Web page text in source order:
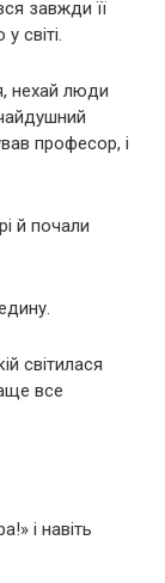
завжди її
світі.
нехай люди
професор, і
й почали
світилася
все
і навіть